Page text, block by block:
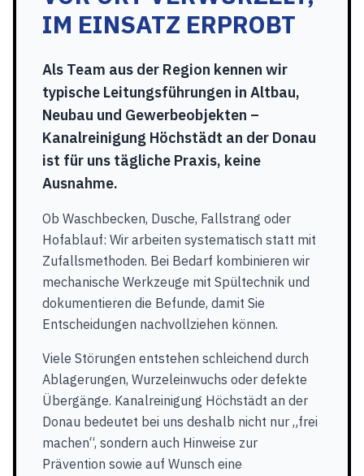
IM EINSATZ ERPROBT
Als Team aus der Region kennen wir
typische Leitungsführungen in Altbau,
Neubau und Gewerbeobjekten –
Kanalreinigung Höchstädt an der Donau
ist für uns tägliche Praxis, keine
Ausnahme.
Ob Waschbecken, Dusche, Fallstrang oder
Hofablauf: Wir arbeiten systematisch statt mit
Zufallsmethoden. Bei Bedarf kombinieren wir
mechanische Werkzeuge mit Spültechnik und
dokumentieren die Befunde, damit Sie
Entscheidungen nachvollziehen können.
Viele Störungen entstehen schleichend durch
Ablagerungen, Wurzeleinwuchs oder defekte
Übergänge. Kanalreinigung Höchstädt an der
Donau bedeutet bei uns deshalb nicht nur „frei
machen“, sondern auch Hinweise zur
Prävention sowie auf Wunsch eine